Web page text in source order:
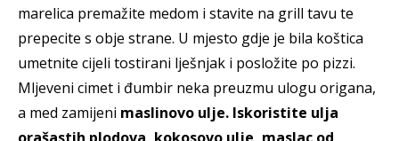
marelica premažite medom i stavite na grill tavu te
prepecite s obje strane. U mjesto gdje je bila koštica
umetnite cijeli tostirani lješnjak i posložite po pizzi.
Mljeveni cimet i đumbir neka preuzmu ulogu origana,
a med zamijeni maslinovo ulje. Iskoristite ulja